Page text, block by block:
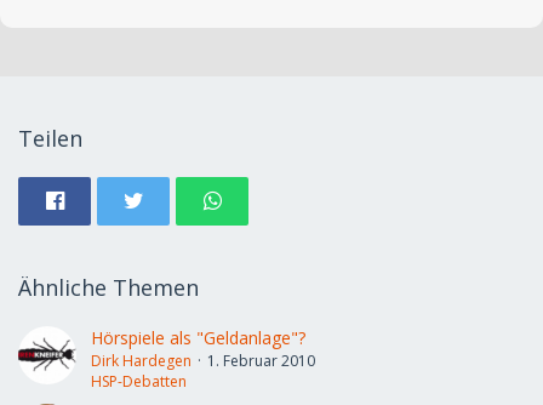
Teilen
Ähnliche Themen
Hörspiele als "Geldanlage"?
Dirk Hardegen
1. Februar 2010
HSP-Debatten